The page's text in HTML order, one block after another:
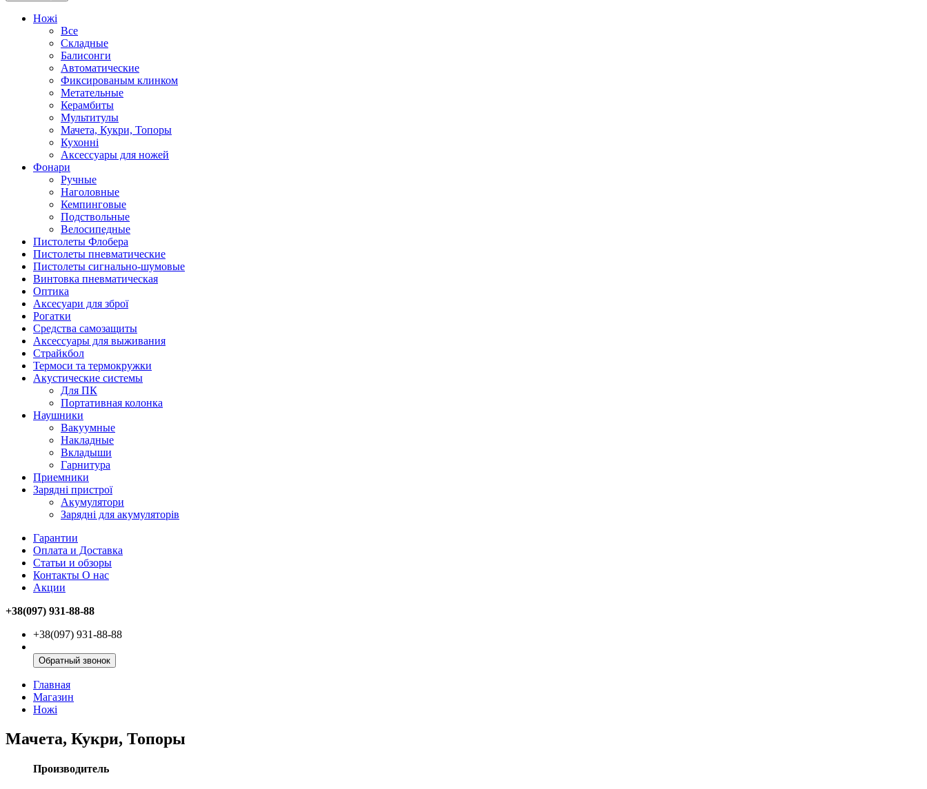
Ножі
Все
Складные
Балисонги
Автоматические
Фиксированым клинком
Метательные
Керамбиты
Мультитулы
Мачета, Кукри, Топоры
Кухонні
Аксессуары для ножей
Фонари
Ручные
Наголовные
Кемпинговые
Подствольные
Велосипедные
Пистолеты Флобера
Пистолеты пневматические
Пистолеты сигнально-шумовые
Винтовка пневматическая
Оптика
Аксесуари для зброї
Рогатки
Средства самозащиты
Аксессуары для выживания
Страйкбол
Термоси та термокружки
Акустические системы
Для ПК
Портативная колонка
Наушники
Вакуумные
Накладные
Вкладыши
Гарнитура
Приемники
Зарядні пристрої
Акумулятори
Зарядні для акумуляторів
Гарантии
Оплата и Доставка
Статьи и обзоры
Контакты О нас
Акции
+38(097) 931-88-88
+38(097) 931-88-88
Обратный звонок
Главная
Магазин
Ножі
Мачета, Кукри, Топоры
Производитель